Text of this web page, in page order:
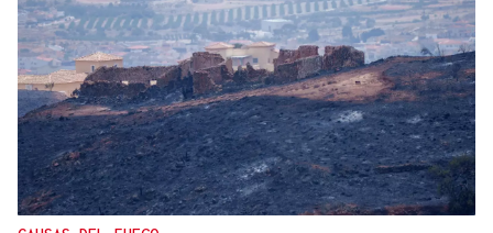
SEMIFINAL IDA
La Supercopa Galicia es el primer gran reto del
Auriense